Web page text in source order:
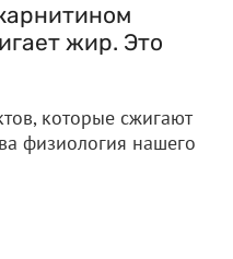
жир. Это
которые сжигают
физиология нашего